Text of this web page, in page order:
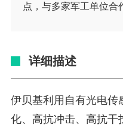
点，与多家军工单位合
详细描述
伊贝基利用自有光电传
化、高抗冲击、高抗干